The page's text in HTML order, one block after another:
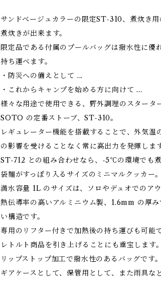
サンドベージュカラーの限定ST-310、煮炊き
煮炊きが出来ます。
限定品である付属のプールバッグは撥水性に優
持ち運べます。
・防災への備えとして ...
・これからキャンプを始める方に向けて ...
様々な用途で使用できる、野外調理のスタータ
SOTO の定番ストーブ、ST-310。
レギュレーター機能を搭載することで、外気
の影響を受けることなく常に高出力を発揮します
ST-712 との組み合わせなら、-5℃の環境でも煮
袋麺がすっぽり入るサイズのミニマルクッカー。
満水容量 1L のサイズは、ソロやデュオでのア
熱伝導率の高いアルミニウム製、1.6mm の厚
い構造です。
専用のリフター付きで加熱後の持ち運びも可能で
レトルト商品を引き上げることにも重宝します。
リップストップ加工で撥水性のあるバッグです。
ギアケースとして、保管用として、また雨具な